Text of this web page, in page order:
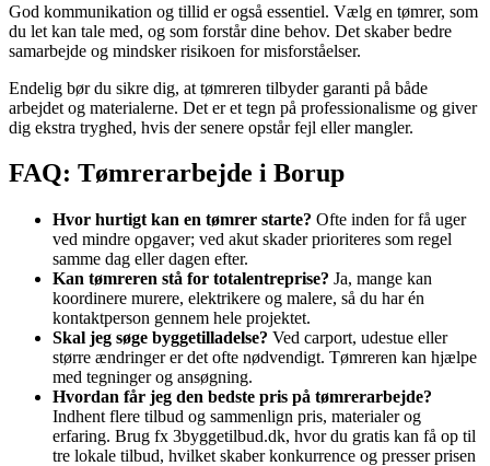
God kommunikation og tillid er også essentiel. Vælg en tømrer, som
du let kan tale med, og som forstår dine behov. Det skaber bedre
samarbejde og mindsker risikoen for misforståelser.
Endelig bør du sikre dig, at tømreren tilbyder garanti på både
arbejdet og materialerne. Det er et tegn på professionalisme og giver
dig ekstra tryghed, hvis der senere opstår fejl eller mangler.
FAQ: Tømrerarbejde i Borup
Hvor hurtigt kan en tømrer starte? Ofte inden for få uger
ved mindre opgaver; ved akut skader prioriteres som regel
samme dag eller dagen efter.
Kan tømreren stå for totalentreprise? Ja, mange kan
koordinere murere, elektrikere og malere, så du har én
kontaktperson gennem hele projektet.
Skal jeg søge byggetilladelse? Ved carport, udestue eller
større ændringer er det ofte nødvendigt. Tømreren kan hjælpe
med tegninger og ansøgning.
Hvordan får jeg den bedste pris på tømrerarbejde?
Indhent flere tilbud og sammenlign pris, materialer og
erfaring. Brug fx 3byggetilbud.dk, hvor du gratis kan få op til
tre lokale tilbud, hvilket skaber konkurrence og presser prisen